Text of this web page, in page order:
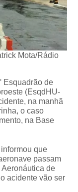
Mota/Rádio
Esquadrão de
(EsqdHU-
na manhã
o caso
na Base
que
passam
de
acidente vão ser